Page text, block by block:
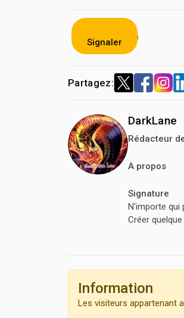
Signaler 0
Partagez:
DarkLane
Rédacteur
A propos
Signature
N'importe qui
Créer
Information
Les visiteurs appartenant